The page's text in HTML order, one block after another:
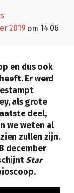
2019 om 14:06
en dus ook
Er werd
als grote
deel,
we weten al
zullen zijn.
december
Star